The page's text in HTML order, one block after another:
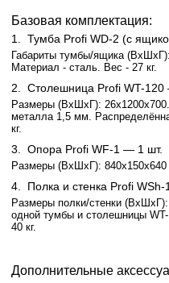
Базовая комплектация:
1. Тумба Profi WD-2 (с
Габариты тумбы/ящика
Материал - сталь. Вес - 27 кг.
2. Столешница Profi WT-120
Размеры (ВхШхГ):
металла 1,5 мм.
кг.
3. Опора Profi WF-1 — 1 шт.
Размеры (ВхШхГ):
4. Полка и стенка Profi WSh-
Размеры полки/стенки
одной тумбы и столешницы
40 кг.
Дополнительные